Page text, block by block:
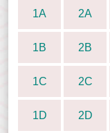
1A 2A
1B 2B
1C 2C
1D 2D